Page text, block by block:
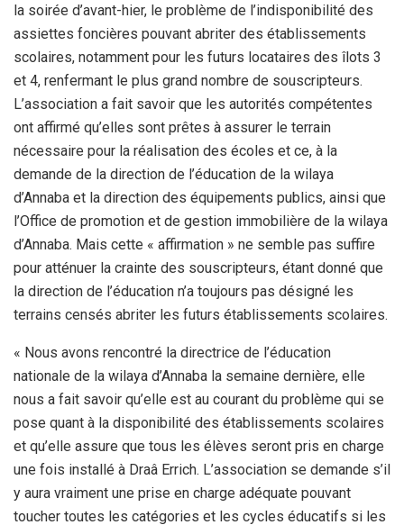
la soirée d’avant-hier, le problème de l’indisponibilité des
assiettes foncières pouvant abriter des établissements
scolaires, notamment pour les futurs locataires des îlots 3
et 4, renfermant le plus grand nombre de souscripteurs.
L’association a fait savoir que les autorités compétentes
ont affirmé qu’elles sont prêtes à assurer le terrain
nécessaire pour la réalisation des écoles et ce, à la
demande de la direction de l’éducation de la wilaya
d’Annaba et la direction des équipements publics, ainsi que
l’Office de promotion et de gestion immobilière de la wilaya
d’Annaba. Mais cette « affirmation » ne semble pas suffire
pour atténuer la crainte des souscripteurs, étant donné que
la direction de l’éducation n’a toujours pas désigné les
terrains censés abriter les futurs établissements scolaires.
« Nous avons rencontré la directrice de l’éducation
nationale de la wilaya d’Annaba la semaine dernière, elle
nous a fait savoir qu’elle est au courant du problème qui se
pose quant à la disponibilité des établissements scolaires
et qu’elle assure que tous les élèves seront pris en charge
une fois installé à Draâ Errich. L’association se demande s’il
y aura vraiment une prise en charge adéquate pouvant
toucher toutes les catégories et les cycles éducatifs si les